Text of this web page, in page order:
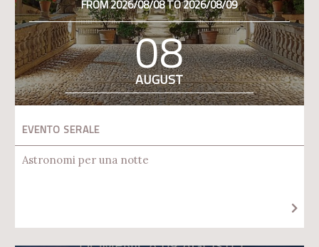
FROM 2026/08/08 TO 2026/08/09
08
AUGUST
EVENTO SERALE
Astronomi per una notte